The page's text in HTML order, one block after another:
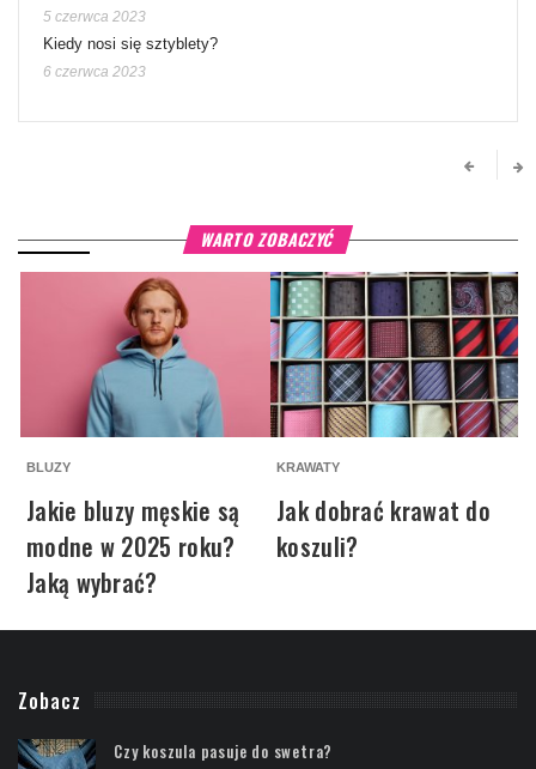
5 czerwca 2023
Kiedy nosi się sztyblety?
6 czerwca 2023
WARTO ZOBACZYĆ
BLUZY
Jakie bluzy męskie są
modne w 2025 roku?
Jaką wybrać?
KRAWATY
Jak dobrać krawat do
koszuli?
Zobacz
Czy koszula pasuje do swetra?